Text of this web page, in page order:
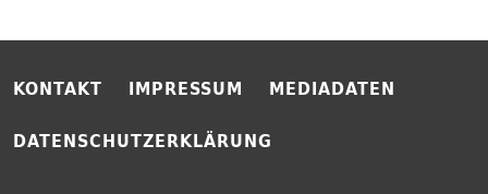
KONTAKT IMPRESSUM
MEDIADATEN
DATENSCHUTZERKLÄRUNG